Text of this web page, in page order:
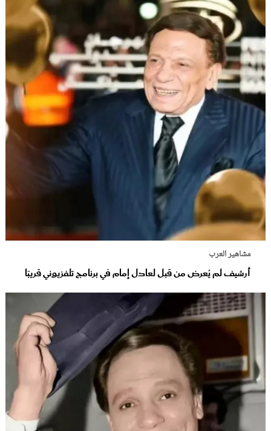
مشاهير العرب
أرشيف لم يُعرض من قبل لعادل إمام في برنامج تلفزيوني قريبًا